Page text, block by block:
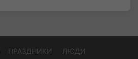
ПРАЗДНИКИ
ЛЮДИ